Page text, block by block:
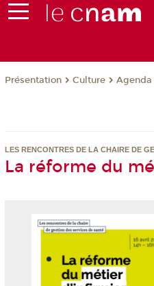
Présentation Culture Agenda
LES RENCONTRES DE LA CHAIRE DE
La réforme du